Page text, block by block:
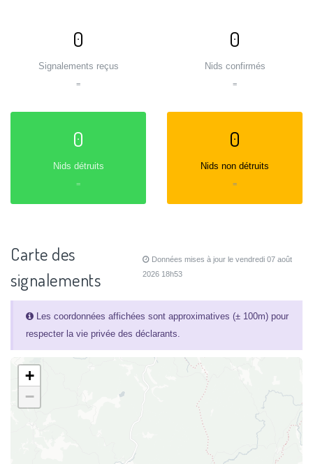
0
Signalements reçus
=
0
Nids confirmés
=
0
Nids détruits
=
0
Nids non détruits
=
Carte des
signalements
Données mises à jour le vendredi 07 août
2026 18h53
Les coordonnées affichées sont approximatives (± 100m) pour
respecter la vie privée des déclarants.
+
−